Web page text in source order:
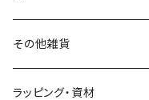
フルーツケーキ
和フィナンシェ
かぶせ茶
深蒸し茶
紅花
その他雑貨
ラッピング・資材